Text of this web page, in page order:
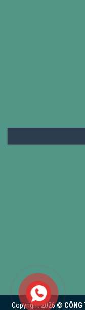
Copyright 2026 ©CÔNG